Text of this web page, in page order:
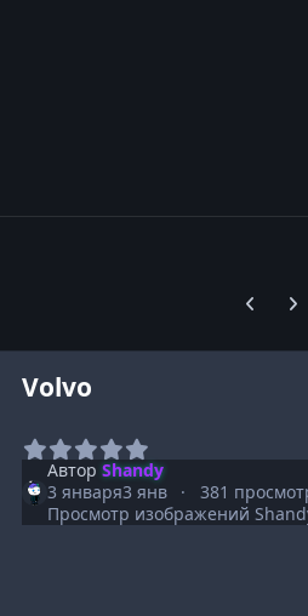
Volvo
АвторShandy
3 января3 янв
381
Просмотр изображений